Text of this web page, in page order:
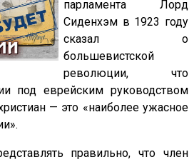
парламента Лорд
Сиденхэм в 1923 году
сказал о
большевистской
революции, что
под еврейским руководством
— это «наиболее ужасное
правильно, что член